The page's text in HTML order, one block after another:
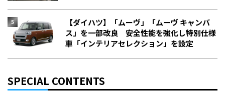
【ダイハツ】「ムーヴ」「ムーヴ キャンバ
ス」を一部改良 安全性能を強化し特別仕様
車「インテリアセレクション」を設定
SPECIAL CONTENTS